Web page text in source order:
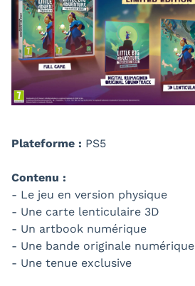
Plateforme : PS5
Contenu :
- Le jeu en version physique
- Une carte lenticulaire 3D
- Un artbook numérique
- Une bande originale numérique
- Une tenue exclusive